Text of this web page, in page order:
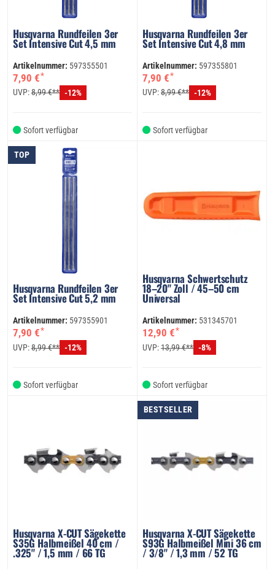
Husqvarna Rundfeilen 3er
Set Intensive Cut 4,5 mm
Artikelnummer: 597355501
7,90 €*
UVP:8,99 €** -12%
Sofort verfügbar
Husqvarna Rundfeilen 3er
Set Intensive Cut 4,8 mm
Artikelnummer: 597355801
7,90 €*
UVP:8,99 €** -12%
Sofort verfügbar
TOP
Husqvarna Rundfeilen 3er
Set Intensive Cut 5,2 mm
Artikelnummer: 597355901
7,90 €*
UVP:8,99 €** -12%
Sofort verfügbar
Husqvarna Schwertschutz
18–20" Zoll / 45–50 cm
Universal
Artikelnummer: 531345701
12,90 €*
UVP:13,99 €** -8%
Sofort verfügbar
Husqvarna X-CUT Sägekette
S35G Halbmeißel 40 cm /
.325" / 1,5 mm / 66 TG
BESTSELLER
Husqvarna X-CUT Sägekette
S93G Halbmeißel Mini 36 cm
/ 3/8" / 1,3 mm / 52 TG